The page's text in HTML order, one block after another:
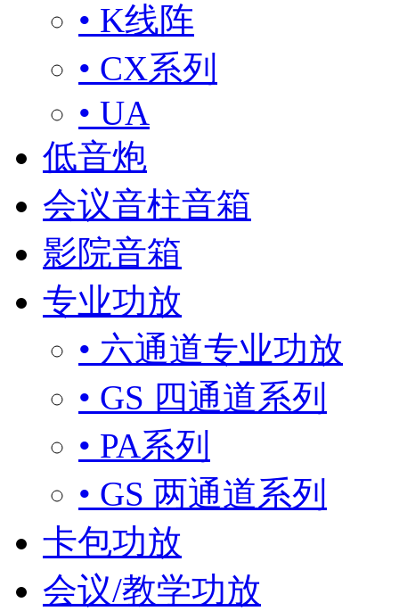
• K线阵
• CX系列
• UA
低音炮
会议音柱音箱
影院音箱
专业功放
• 六通道专业功放
• GS 四通道系列
• PA系列
• GS 两通道系列
卡包功放
会议/教学功放